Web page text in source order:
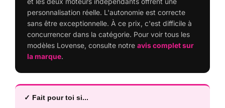
et les deux moteurs indépendants offrent une
personnalisation réelle. L'autonomie est correcte
sans être exceptionnelle. À ce prix, c'est difficile à
concurrencer dans la catégorie. Pour voir tous les
modèles Lovense, consulte notre avis complet sur
la marque.
✓ Fait pour toi si...